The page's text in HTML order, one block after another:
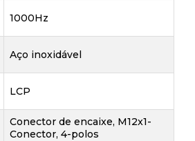
1000Hz
Aço inoxidável
LCP
Conector de encaixe, M12x1-
Conector, 4-polos